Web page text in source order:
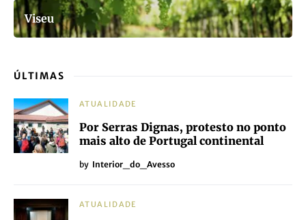
Viseu
ÚLTIMAS
ATUALIDADE
Por Serras Dignas, protesto no ponto
mais alto de Portugal continental
by Interior_do_Avesso
ATUALIDADE